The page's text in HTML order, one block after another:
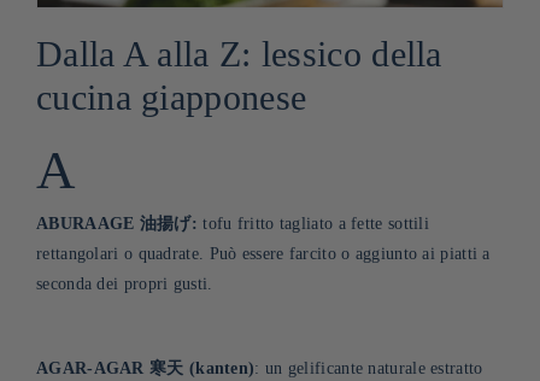
Dalla A alla Z: lessico della
cucina giapponese
A
ABURAAGE 油揚げ: tofu fritto tagliato a fette sottili
rettangolari o quadrate. Può essere farcito o aggiunto ai piatti a
seconda dei propri gusti.
AGAR-AGAR 寒天 (kanten): un gelificante naturale estratto